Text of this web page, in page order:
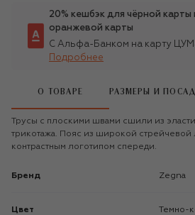
20% кешбэк для чёрной карты
оранжевой карты
С Альфа-Банком на карту
Подробнее
О ТОВАРЕ РАЗМЕРЫ И
Трусы с плоскими швами сшили из
трикотажа. Пояс из широкой стрейчевой
контрастным логотипом спереди.
Бренд Zegna
Цвет Темно-